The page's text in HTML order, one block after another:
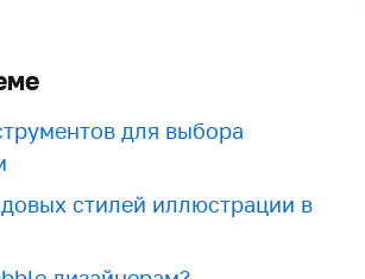
для выбора
стилей иллюстрации в